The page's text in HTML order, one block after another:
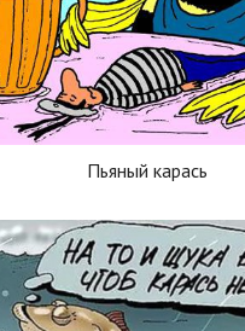
Пьяный карась